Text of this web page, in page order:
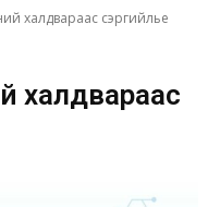
халдвараас сэргийлье
халдвараас